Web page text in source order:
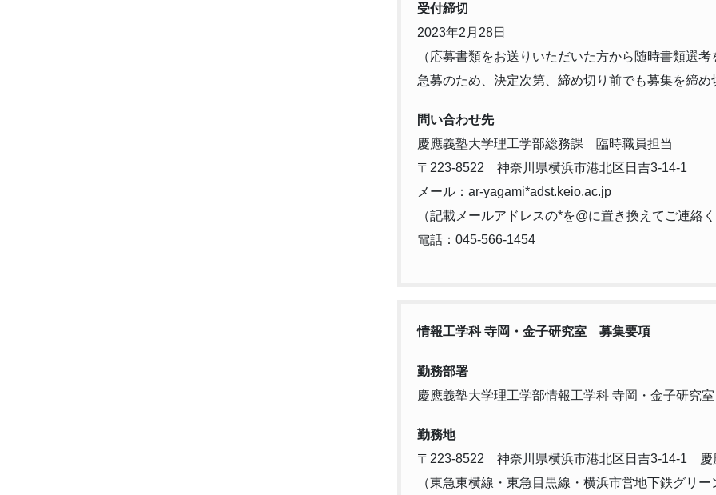
受付締切
2023年2月28日
（応募書類をお送りいただいた方から随時書類選
急募のため、決定次第、締め切り前でも募集を締
問い合わせ先
慶應義塾大学理工学部総務課 臨時職員担当
〒223-8522 神奈川県横浜市港北区日吉3-14-1
メール：ar-yagami*adst.keio.ac.jp
（記載メールアドレスの*を@に置き換えてご連絡
電話：045-566-1454
情報工学科 寺岡・金子研究室 募集要項
勤務部署
慶應義塾大学理工学部情報工学科 寺岡・金子研究
勤務地
〒223-8522 神奈川県横浜市港北区日吉3-14-1
（東急東横線・東急目黒線・横浜市営地下鉄グリ